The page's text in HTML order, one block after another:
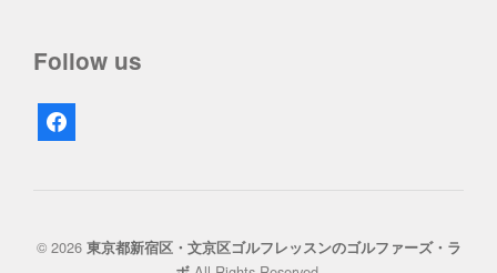
Follow us
facebook
© 2026 東京都新宿区・文京区ゴルフレッスンのゴルファーズ・ラ